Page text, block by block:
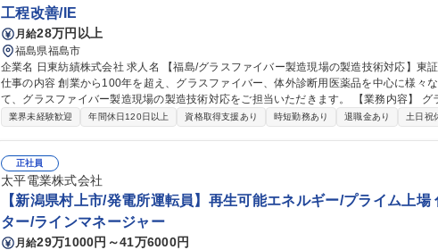
工程改善/IE
月給28万円以上
福島県福島市
企業名 日東紡績株式会社 求人名 【福島/グラスファイバー製造現場の製造技術対応】東証プライム上場メーカー
仕事の内容 創業から100年を超え、グラスファイバー、体外診断用医薬品を中心に様々
て、グラスファイバー製造現場の製造技術対応をご担当いただきます。 【業務内容】 グラスファイバー製造工程
の管理 (生産歩留、作業環境の改善、生産技術・QC対応) 募集職種 【福島/グラスファイバー製造現場の製造技術
業界未経験歓迎 年間休日120日以上 資格取得支援あり 時短勤務あり 退職金あり 土日祝
正社員
太平電業株式会社
【新潟県村上市/発電所運転員】再生可能エネルギー/プライム上場
ター/ラインマネージャー
月給29万1000円～41万6000円